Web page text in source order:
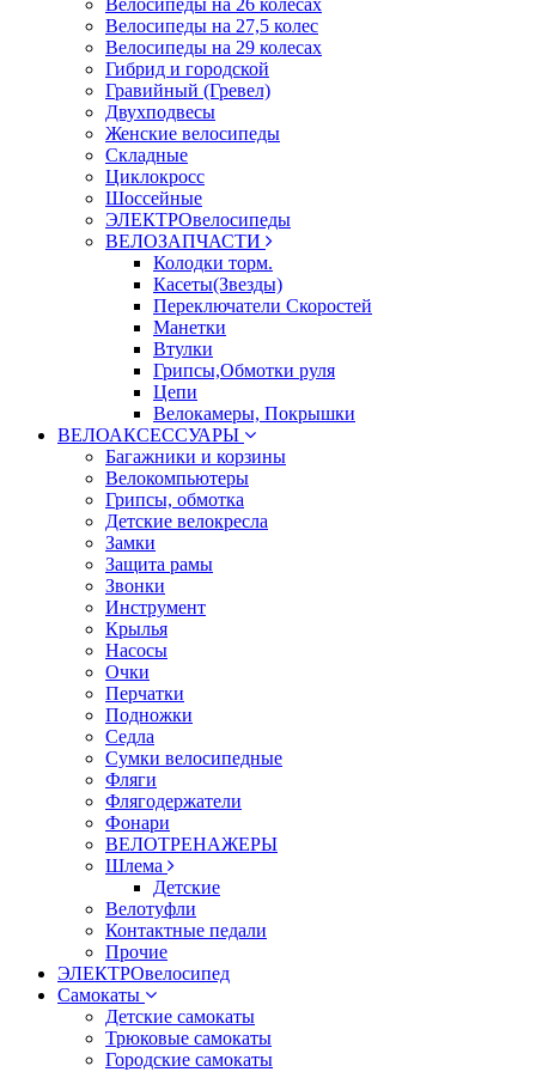
Велосипеды на 26 колесах
Велосипеды на 27,5 колес
Велосипеды на 29 колесах
Гибрид и городской
Гравийный (Гревел)
Двухподвесы
Женские велосипеды
Складные
Циклокросс
Шоссейные
ЭЛЕКТРОвелосипеды
ВЕЛОЗАПЧАСТИ
Колодки торм.
Касеты(Звезды)
Переключатели Скоростей
Манетки
Втулки
Грипсы,Обмотки руля
Цепи
Велокамеры, Покрышки
ВЕЛОАКСЕССУАРЫ
Багажники и корзины
Велокомпьютеры
Грипсы, обмотка
Детские велокресла
Замки
Защита рамы
Звонки
Инструмент
Крылья
Насосы
Очки
Перчатки
Подножки
Седла
Сумки велосипедные
Фляги
Флягодержатели
Фонари
ВЕЛОТРЕНАЖЕРЫ
Шлема
Детские
Велотуфли
Контактные педали
Прочие
ЭЛЕКТРОвелосипед
Самокаты
Детские самокаты
Трюковые самокаты
Городские самокаты